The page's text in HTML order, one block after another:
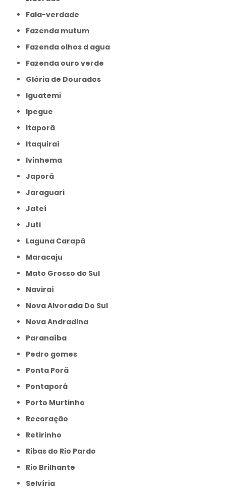
Fala-verdade
Fazenda mutum
Fazenda olhos d agua
Fazenda ouro verde
Glória de Dourados
Iguatemi
Ipegue
Itaporã
Itaquiraí
Ivinhema
Japorã
Jaraguari
Jateí
Juti
Laguna Carapã
Maracaju
Mato Grosso do Sul
Naviraí
Nova Alvorada Do Sul
Nova Andradina
Paranaíba
Pedro gomes
Ponta Porã
Pontaporâ
Porto Murtinho
Recoração
Retirinho
Ribas do Rio Pardo
Rio Brilhante
Selvíria